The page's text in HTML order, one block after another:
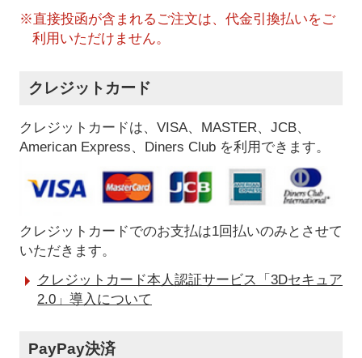
※直接投函が含まれるご注文は、代金引換払いをご
利用いただけません。
クレジットカード
クレジットカードは、VISA、MASTER、JCB、
American Express、Diners Club を利用できます。
クレジットカードでのお支払は1回払いのみとさせて
いただきます。
クレジットカード本人認証サービス「3Dセキュア
2.0」導入について
PayPay決済